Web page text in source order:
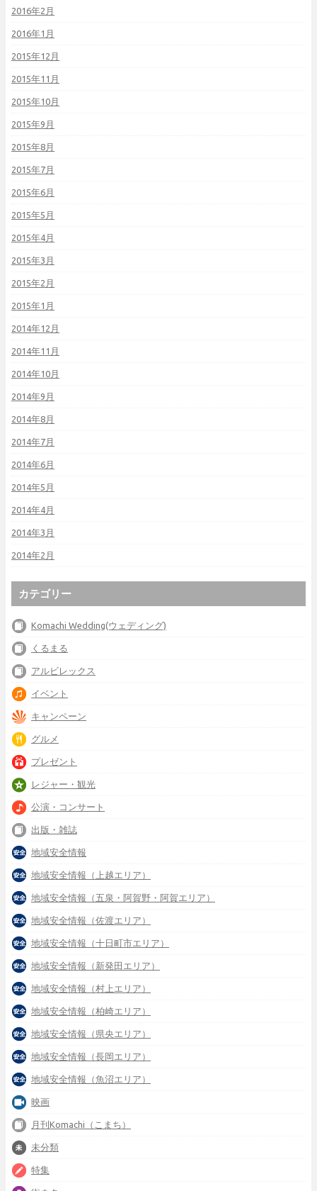
2016年2月
2016年1月
2015年12月
2015年11月
2015年10月
2015年9月
2015年8月
2015年7月
2015年6月
2015年5月
2015年4月
2015年3月
2015年2月
2015年1月
2014年12月
2014年11月
2014年10月
2014年9月
2014年8月
2014年7月
2014年6月
2014年5月
2014年4月
2014年3月
2014年2月
カテゴリー
Komachi Wedding(ウェディング)
くるまる
アルビレックス
イベント
キャンペーン
グルメ
プレゼント
レジャー・観光
公演・コンサート
出版・雑誌
地域安全情報
地域安全情報（上越エリア）
地域安全情報（五泉・阿賀野・阿賀エリア）
地域安全情報（佐渡エリア）
地域安全情報（十日町市エリア）
地域安全情報（新発田エリア）
地域安全情報（村上エリア）
地域安全情報（柏崎エリア）
地域安全情報（県央エリア）
地域安全情報（長岡エリア）
地域安全情報（魚沼エリア）
映画
月刊Komachi（こまち）
未分類
特集